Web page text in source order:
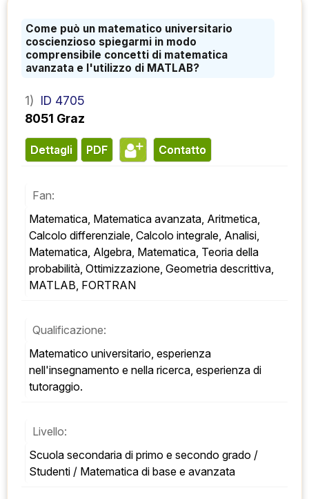
Come può un matematico universitario
coscienzioso spiegarmi in modo
comprensibile concetti di matematica
avanzata e l'utilizzo di MATLAB?
1) ID 4705
8051 Graz
Dettagli PDF contatto
Fan:
Matematica, Matematica avanzata, Aritmetica,
Calcolo differenziale, Calcolo integrale, Analisi,
Matematica, Algebra, Matematica, Teoria della
probabilità, Ottimizzazione, Geometria descrittiva,
MATLAB, FORTRAN
Qualificazione:
Matematico universitario, esperienza
nell'insegnamento e nella ricerca, esperienza di
tutoraggio.
Livello:
Scuola secondaria di primo e secondo grado /
Studenti / Matematica di base e avanzata